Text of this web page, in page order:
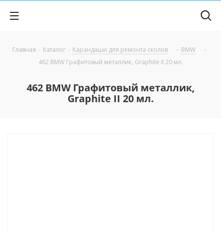
Главная - Каталог - Карандаши для ремонта сколов - BMW
-
462 BMW Графитовый металлик, Graphite II 20 мл.
462 BMW Графитовый металлик,
Graphite II 20 мл.